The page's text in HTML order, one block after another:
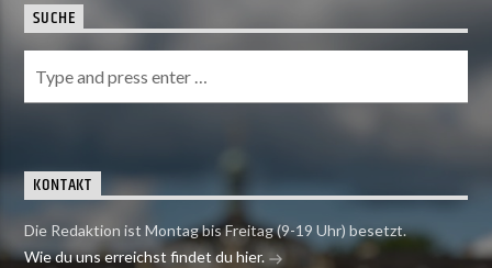
SUCHE
KONTAKT
Die Redaktion ist Montag bis Freitag (9-19 Uhr) besetzt.
Wie du uns erreichst findet du hier.